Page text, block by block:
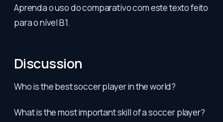
Aprenda o uso do comparativo com este texto feito
para o nível B1.
Discussion
Who is the best soccer player in the world?
What is the most important skill of a soccer player?